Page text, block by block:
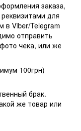
заказа,
для
в Viber/Telegram
отправить
чека, или же
100грн)
брак.
же товар или